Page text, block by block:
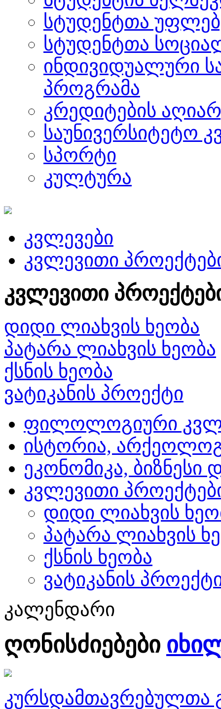
სტუდენტთა
სტუდენტთა
ინდივიდუალური
პროგრამა
კრედიტების
საუნივერსიტეტო
სპორტი
კულტურა
კვლევები
კვლევითი
კვლევითი
დიდი ლიახვის ხეობა
პატარა ლიახვის ხეობა
ქსნის ხეობა
ვატიკანის პროექტი
ფილოლოგიური
ისტორია,
ეკონომიკა, ბიზნესი
კვლევითი
დიდი ლიახვის
პატარა ლიახვის
ქსნის ხეობა
ვატიკანის
კალენდარი
ღონისძიებები
კურსდამთავრებულთა